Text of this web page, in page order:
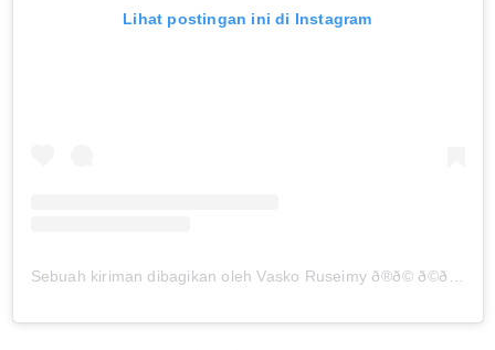
Lihat postingan ini di Instagram